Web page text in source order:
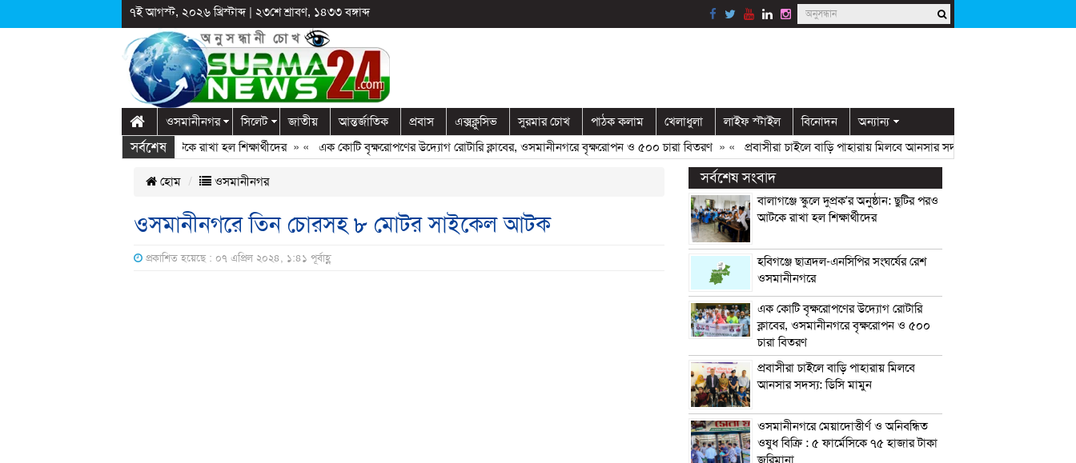
৭ই আগস্ট, ২০২৬ খ্রিস্টাব্দ| ২৩শে শ্রাবণ, ১৪৩৩ বঙ্গাব্দ
ওসমানীনগর সিলেট জাতীয় আন্তর্জাতিক প্রবাস এক্সক্লুসিভ সুরমার চোখ পাঠক কলাম খেলাধুলা লাইফ স্টাইল বিনোদন অন্যান্য
সর্বশেষ
স্কুলে দুপ্রক’র অনুষ্ঠান: ছুটির পরও আটকে রাখা হল শিক্ষার্থীদের» « এক কোটি বৃক্ষরোপণের উদ্যোগ রোটারি ক্লাবের, ওসমানীনগরে বৃক্ষরোপন ও ৫০০ চারা বিতরণ» « প্রবাসীরা চাইলে বাড়ি পাহারায় মিলবে আনসার সদস্য: ডিসি মামুন
হোম ওসমানীনগর
ওসমানীনগরে তিন চোরসহ ৮ মোটর সাইকেল আটক
প্রকাশিত হয়েছে : ০৭ এপ্রিল ২০২৪, ১:৪১ পূর্বাহ্ণ
সর্বশেষ সংবাদ
বালাগঞ্জে স্কুলে দুপ্রক’র অনুষ্ঠান: ছুটির পরও
আটকে রাখা হল শিক্ষার্থীদের
হবিগঞ্জে ছাত্রদল-এনসিপির সংঘর্ষের রেশ
ওসমানীনগরে
এক কোটি বৃক্ষরোপণের উদ্যোগ রোটারি
ক্লাবের, ওসমানীনগরে বৃক্ষরোপন ও ৫০০
চারা বিতরণ
প্রবাসীরা চাইলে বাড়ি পাহারায় মিলবে
আনসার সদস্য: ডিসি মামুন
ওসমানীনগরে মেয়াদোত্তীর্ণ ও অনিবন্ধিত
ওষুধ বিক্রি : ৫ ফার্মেসিকে ৭৫ হাজার টাকা
জরিমানা